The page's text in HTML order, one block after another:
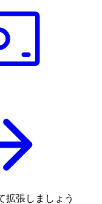
拡張しましょう